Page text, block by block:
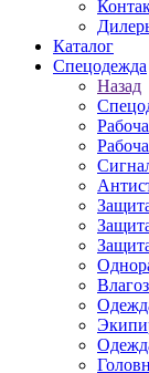
Каталог
Спецодежда
Назад